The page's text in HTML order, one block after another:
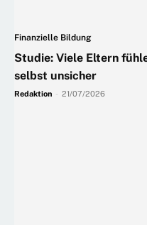
Finanzielle Bildung
Studie: Viele Eltern
selbst unsicher
Redaktion 21/07/2026